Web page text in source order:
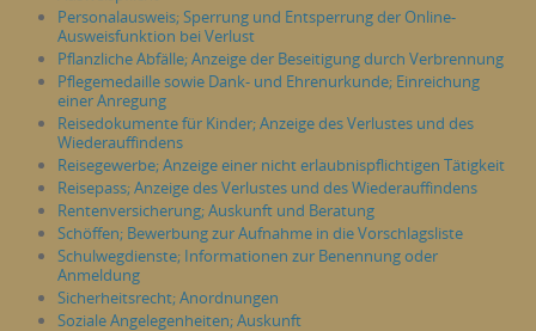
Personalausweis; Sperrung und Entsperrung der Online-
Ausweisfunktion bei Verlust
Pflanzliche Abfälle; Anzeige der Beseitigung durch Verbrennung
Pflegemedaille sowie Dank- und Ehrenurkunde; Einreichung
einer Anregung
Reisedokumente für Kinder; Anzeige des Verlustes und des
Wiederauffindens
Reisegewerbe; Anzeige einer nicht erlaubnispflichtigen Tätigkeit
Reisepass; Anzeige des Verlustes und des Wiederauffindens
Rentenversicherung; Auskunft und Beratung
Schöffen; Bewerbung zur Aufnahme in die Vorschlagsliste
Schulwegdienste; Informationen zur Benennung oder
Anmeldung
Sicherheitsrecht; Anordnungen
Soziale Angelegenheiten; Auskunft